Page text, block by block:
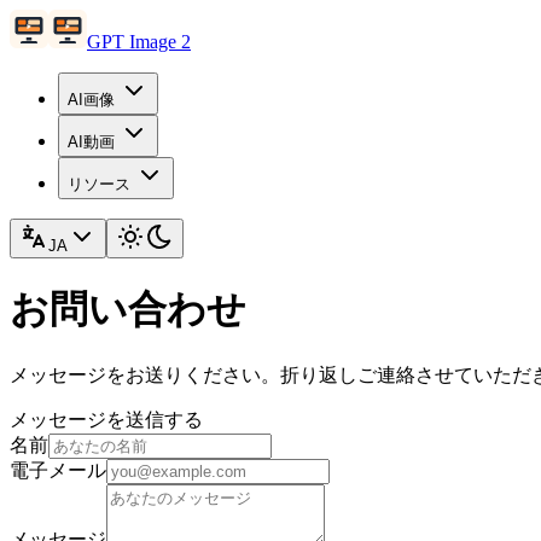
GPT Image 2
AI画像
AI動画
リソース
JA
お問い合わせ
メッセージをお送りください。折り返しご連絡させていただ
メッセージを送信する
名前
電子メール